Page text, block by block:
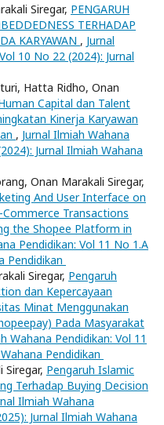
Siregar, PENGARUH
TERHADAP
KARYAWAN , Jurnal
10 No 22 (2024): Jurnal
Hatta Ridho, Onan
Capital dan Talent
Kinerja Karyawan
, Jurnal Ilmiah Wahana
Jurnal Ilmiah Wahana
Onan Marakali Siregar,
And User Interface on
Transactions
the Shopee Platform in
Pendidikan: Vol 11 No 1.A
Pendidikan
Siregar, Pengaruh
dan Kepercayaan
Minat Menggunakan
Pada Masyarakat
Wahana Pendidikan: Vol 11
Pendidikan
Pengaruh Islamic
Terhadap Buying Decision
Ilmiah Wahana
Jurnal Ilmiah Wahana